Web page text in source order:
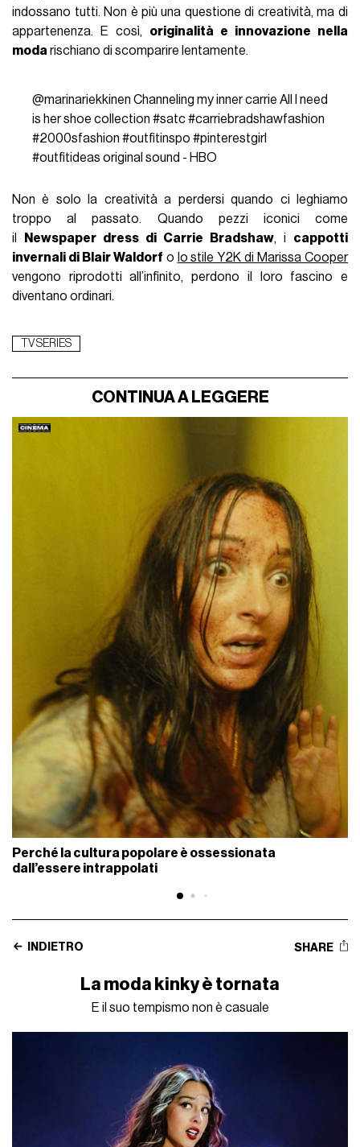
indossano tutti. Non è più una questione di creatività, ma di
appartenenza. E così, originalità e innovazione nella
modarischiano di scomparire lentamente.
@marinariekkinen Channeling my inner carrie All I need
is her shoe collection #satc#carriebradshawfashion
#2000sfashion #outfitinspo #pinterestgirl
#outfitideas original sound - HBO
Non è solo la creatività a perdersi quando ci leghiamo
troppo al passato. Quando pezzi iconici come
il
Newspaper dress di Carrie Bradshaw, i cappotti
invernali di Blair Waldorf o lo stile Y2K di Marissa Cooper
vengono riprodotti all’infinito, perdono il loro fascino e
diventano ordinari.
TV SERIES
CONTINUA A LEGGERE
Perché la cultura popolare è ossessionata
dall’essere intrappolati
INDIETRO SHARE
La moda kinky è tornata
E il suo tempismo non è casuale